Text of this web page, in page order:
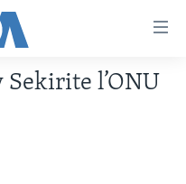
l’ONU